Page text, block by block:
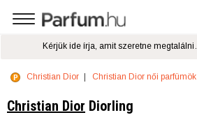
Christian Dior Christian Dior női parfümök
Christian Dior Diorling